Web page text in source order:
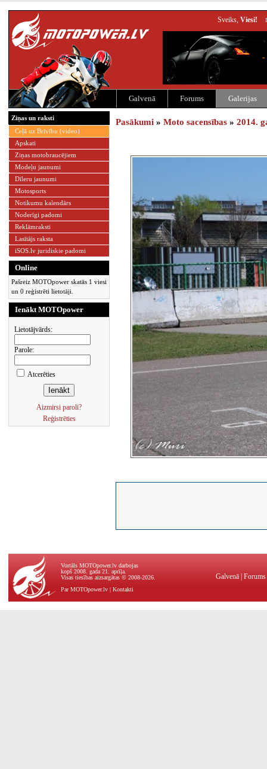
Sveiks, Viesi!
Galvenā Forums Galerijas
Ziņas un raksti
Ceļā uz Brīvību (video)
Apskati
Ziņas motobraucējiem
Modeļu jaunumi
Dīleru jaunumi
Motosports
Notikumu kalendārs
Noderīgi padomi
Reklāmraksti
Lasītājs raksta
iSOS.lv juridiskie padomi
Online
Pašreiz MOTOpower skatās 1 viesi
un 0 reģistrēti lietotāji.
Ienākt MOTOpower
Lietotājvārds:
Parole:
Atcerēties
Aizmirsi paroli?
Reģistrēties
Pasākumi » Moto sacensības » 2014.
Vortāls MOTOpower.lv darbojas
kopš 2008. gada 21. aprīļa.
Visas tiesības aizsargātas © 2008-2026.
Par MOTOpower.lv | Kontakti
Galvenā Forums